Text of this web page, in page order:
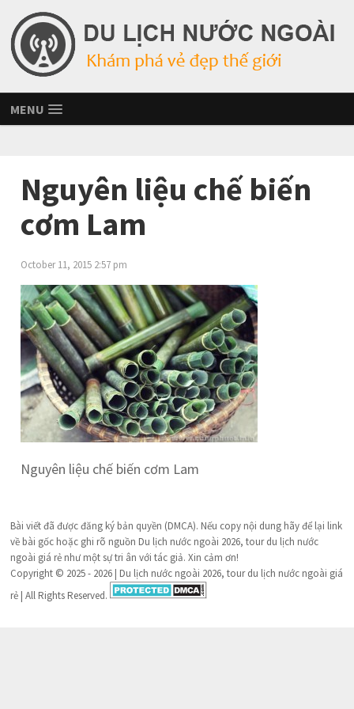
MENU
Nguyên liệu chế biến
cơm Lam
October 11, 2015 2:57 pm
Nguyên liệu chế biến cơm Lam
Bài viết đã được đăng ký bản quyền (DMCA). Nếu copy nội dung hãy để lại link
về bài gốc hoặc ghi rõ nguồn Du lịch nước ngoài 2026, tour du lịch nước
ngoài giá rẻ như một sự tri ân với tác giả. Xin cảm ơn!
Copyright © 2025 - 2026 | Du lịch nước ngoài 2026, tour du lịch nước ngoài giá
rẻ | All Rights Reserved.